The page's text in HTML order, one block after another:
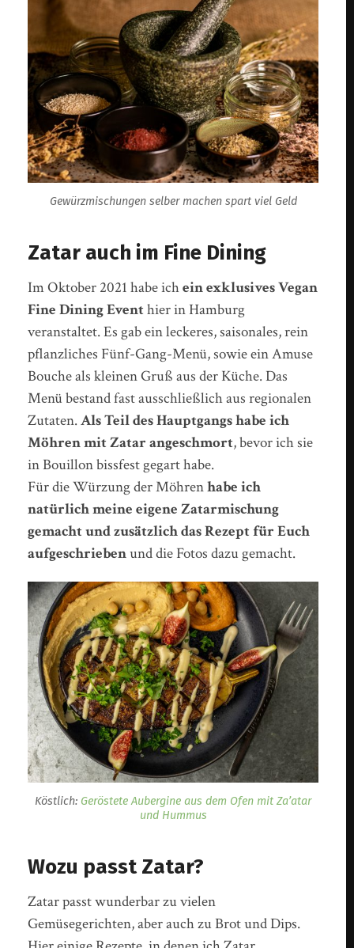
Gewürzmischungen selber machen spart viel Geld
Zatar auch im Fine Dining
Im Oktober 2021 habe ichein exklusives Vegan
Fine Dining Event hier in Hamburg
veranstaltet. Es gab ein leckeres, saisonales, rein
pflanzliches Fünf-Gang-Menü, sowie ein Amuse
Bouche als kleinen Gruß aus der Küche. Das
Menü bestand fast ausschließlich aus regionalen
Zutaten.Als Teil des Hauptgangs habe ich
Möhren mit Zatar angeschmort, bevor ich sie
in Bouillon bissfest gegart habe.
Für die Würzung der Möhrenhabe ich
natürlich meine eigene Zatarmischung
gemacht und zusätzlich das Rezept für Euch
aufgeschriebenund die Fotos dazu gemacht.
Köstlich: Geröstete Aubergine aus dem Ofen mit Za’atar
und Hummus
Wozu passt Zatar?
Zatar passt wunderbar zu vielen
Gemüsegerichten, aber auch zu Brot und Dips.